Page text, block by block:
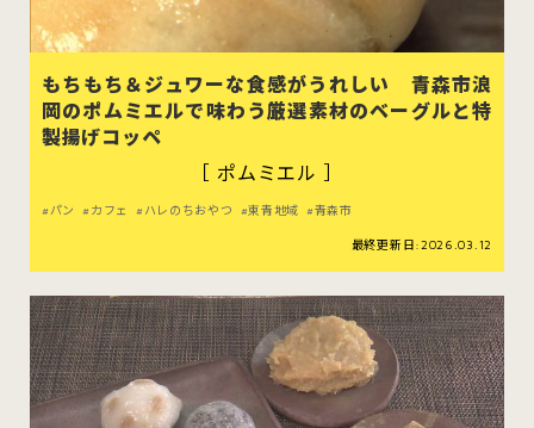
もちもち＆ジュワーな食感がうれしい 青森市浪
岡のポムミエルで味わう厳選素材のベーグルと特
製揚げコッペ
［ ポムミエル ］
パン カフェ ハレのちおやつ 東青地域 青森市
最終更新日:2026.03.12